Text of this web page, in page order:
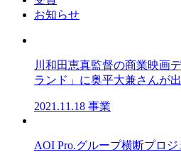
お知らせ
川和⽥恵真監督の商業映画
ランド」に奥平大兼さんが
2021.11.18 事業
AOI Pro.グループ横断プロジ